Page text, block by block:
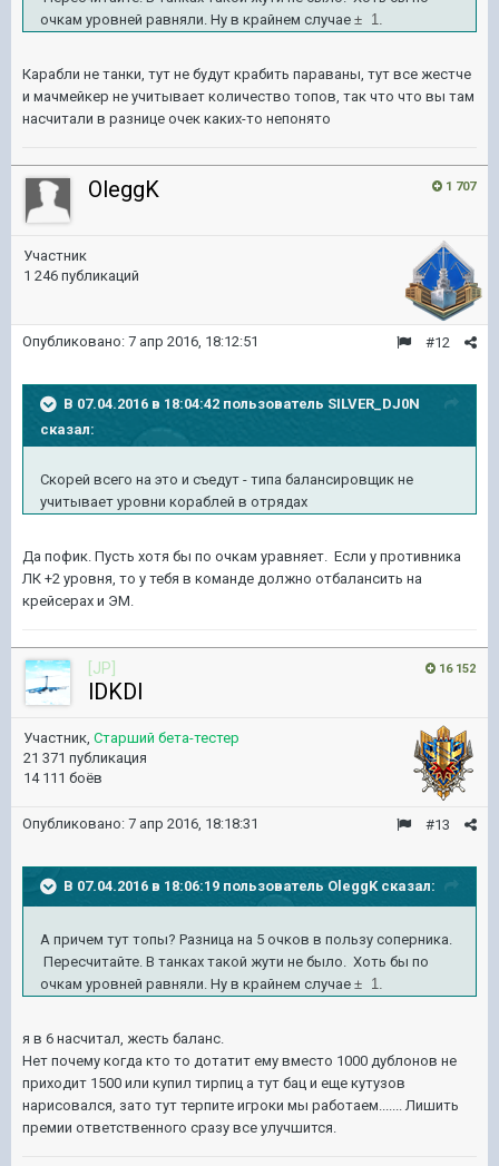
очкам уровней равняли. Ну в крайнем случае ± 1.
Карабли не танки, тут не будут крабить параваны, тут все жестче
и мачмейкер не учитывает количество топов, так что что вы там
насчитали в разнице очек каких-то непонято
1 707
OleggK
Участник
1 246 публикаций
#12
Опубликовано: 7 апр 2016, 18:12:51
В 07.04.2016 в 18:04:42 пользователь SILVER_DJ0N
сказал:
Скорей всего на это и съедут - типа балансировщик не
учитывает уровни кораблей в отрядах
Да пофик. Пусть хотя бы по очкам уравняет. Если у противника
ЛК +2 уровня, то у тебя в команде должно отбалансить на
крейсерах и ЭМ.
16 152
[JP]
lDKDl
Участник, Старший бета-тестер
21 371 публикация
14 111 боёв
#13
Опубликовано: 7 апр 2016, 18:18:31
В 07.04.2016 в 18:06:19 пользователь OleggK сказал:
А причем тут топы? Разница на 5 очков в пользу соперника.
Пересчитайте. В танках такой жути не было. Хоть бы по
очкам уровней равняли. Ну в крайнем случае ± 1.
я в 6 насчитал, жесть баланс.
Нет почему когда кто то дотатит ему вместо 1000 дублонов не
приходит 1500 или купил тирпиц а тут бац и еще кутузов
нарисовался, зато тут терпите игроки мы работаем....... Лишить
премии ответственного сразу все улучшится.